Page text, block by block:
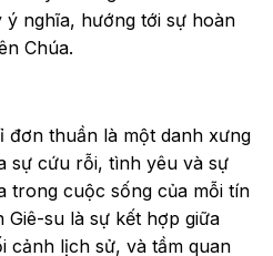
nghĩa, hướng tới sự hoàn
Chúa.
đơn thuần là một danh xưng
sự cứu rỗi, tình yêu và sự
trong cuộc sống của mỗi tín
Giê-su là sự kết hợp giữa
cảnh lịch sử, và tầm quan